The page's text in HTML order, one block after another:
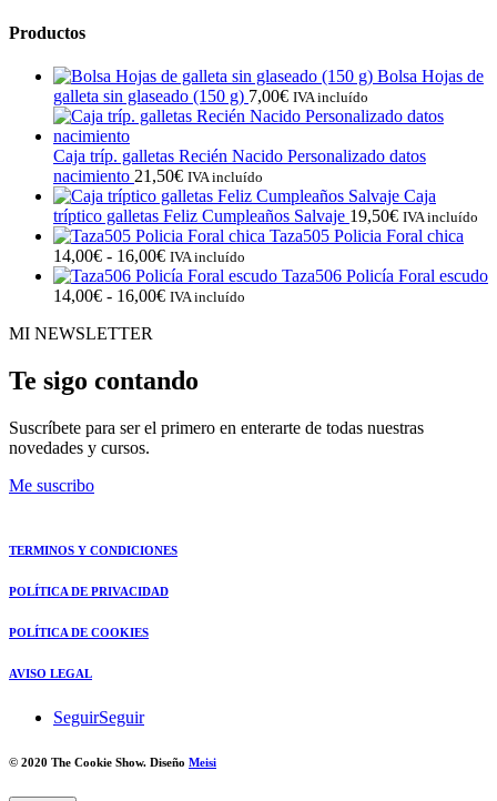
Productos
Bolsa Hojas de
galleta sin glaseado (150 g) 7,00€ IVA incluído
Caja tríp. galletas Recién Nacido Personalizado datos
nacimiento 21,50€ IVA incluído
Caja
tríptico galletas Feliz Cumpleaños Salvaje 19,50€ IVA incluído
Taza505 Policia Foral chica
14,00€ - 16,00€Rango
de
precios:
16,00€
IVA incluído
Taza506 Policía Foral escudo
14,00€ - 16,00€Rango
14,00€
hasta
IVA incluído
MI NEWSLETTER
Te sigo contando
Suscríbete para ser el primero en enterarte de todas nuestras
novedades y cursos.
Me suscribo
TERMINOS Y CONDICIONES
POLÍTICA DE PRIVACIDAD
POLÍTICA DE COOKIES
AVISO LEGAL
SeguirSeguir
© 2020 The Cookie Show. Diseño Meisi